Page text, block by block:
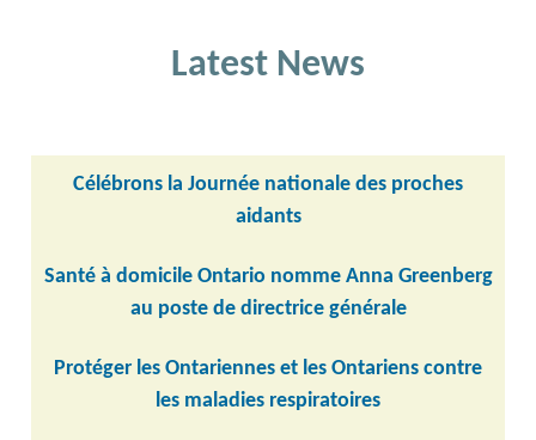
Latest News
Célébrons la Journée nationale des proches
aidants
Santé à domicile Ontario nomme Anna Greenberg
au poste de directrice générale
Protéger les Ontariennes et les Ontariens contre
les maladies respiratoires